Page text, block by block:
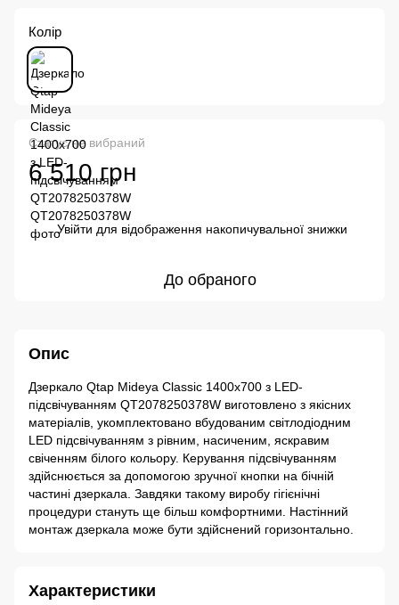
Колір
Статус не вибраний
6 510 грн
% Увійти для відображення накопичувальної знижки
До обраного
Опис
Дзеркало Qtap Mideya Classic 1400х700 з LED-
підсвічуванням QT2078250378W виготовлено з якісних
матеріалів, укомплектовано вбудованим світлодіодним
LED підсвічуванням з рівним, насиченим, яскравим
свіченням білого кольору. Керування підсвічуванням
здійснюється за допомогою зручної кнопки на бічній
частині дзеркала. Завдяки такому виробу гігієнічні
процедури стануть ще більш комфортними. Настінний
монтаж дзеркала може бути здійснений горизонтально.
Характеристики